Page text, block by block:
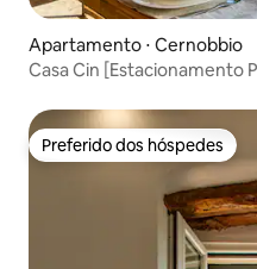
Apartamento ⋅ Cernobbio
Casa Cin [Estacionamento
Preferido dos hóspedes
Preferido dos hóspedes